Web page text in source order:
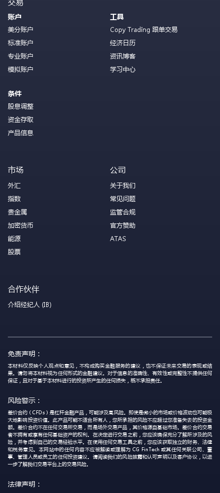
账户
美分账户
标准账户
专业账户
模拟账户
条件
股息调整
资金存取
产品信息
工具
Copy Trading 跟单交易
经济日历
资讯博客
学习中心
市场
外汇
指数
贵金属
加密货币
能源
股票
公司
关于我们
常见问题
监管合规
官方赞助
ATAS
合作伙伴
介绍经纪人 (IB)
免责声明：
本材料仅反映个人观点和意见，不构成购买金融服务的建议，也不保证未来交易的表现或结
果。请勿将本材料视为任何形式的金融建议。对于信息的准确性、有效性或完整性不提供任何
保证，且对于基于本材料进行的投资所产生的任何损失，概不承担责任。
风险警示：
差价合约（CFDs）是杠杆金融产品，可能涉及高风险。即使是微小的市场或价格波动也可能极
大地影响投资价值。此产品可能不适合所有人，您所承担的风险不应超过您准备失去的投资金
额。差价合约不在任何交易所交易，而是场外交易产品，其价格源自基础市场。差价合约交易
者不拥有或享有任何基础资产的权利。在决定进行交易之前，您应该确保充分了解所涉及的风
险，并考虑到自己的交易经验水平。在使用任何交易工具之前，您应该获取独立的财务、法律
和税务意见。本网站中的任何内容不应被解读或理解为 CG FinTech 或其任何关联公司、董
事、管理人员或员工的任何投资建议。请阅读我们的风险披露和认可声明以及客户协议，以进
一步了解我们交易平台上的交易风险。
法律声明：